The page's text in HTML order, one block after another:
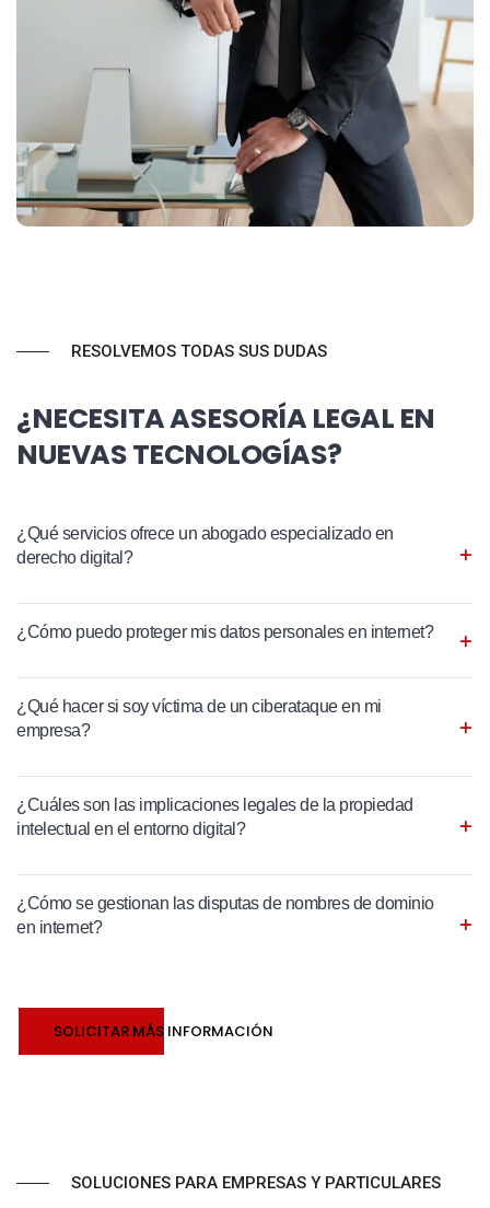
RESOLVEMOS TODAS SUS DUDAS
¿NECESITA ASESORÍA LEGAL EN
NUEVAS TECNOLOGÍAS?
¿Qué servicios ofrece un abogado especializado en
derecho digital?
¿Cómo puedo proteger mis datos personales en internet?
¿Qué hacer si soy víctima de un ciberataque en mi
empresa?
¿Cuáles son las implicaciones legales de la propiedad
intelectual en el entorno digital?
¿Cómo se gestionan las disputas de nombres de dominio
en internet?
SOLICITAR MÁS INFORMACIÓN
SOLUCIONES PARA EMPRESAS Y PARTICULARES